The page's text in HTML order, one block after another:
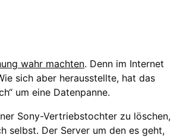
wahr machten. Denn im Internet
sich aber herausstellte, hat das
um eine Datenpanne.
Sony-Vertriebstochter zu löschen,
selbst. Der Server um den es geht,